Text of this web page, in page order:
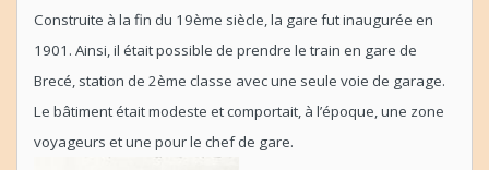
Construite à la fin du 19ème siècle, la gare fut inaugurée en
1901. Ainsi, il était possible de prendre le train en gare de
Brecé, station de 2ème classe avec une seule voie de garage.
Le bâtiment était modeste et comportait, à l’époque, une zone
voyageurs et une pour le chef de gare.